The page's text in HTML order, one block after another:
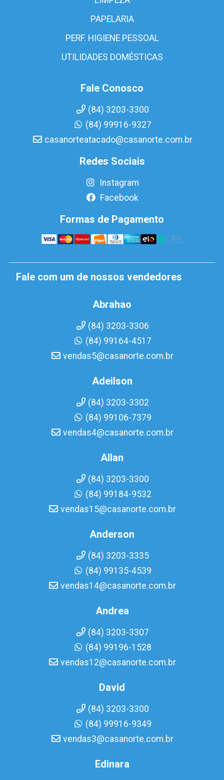
PAPELARIA
PERF. HIGIENE PESSOAL
UTILIDADES DOMÉSTICAS
Fale Conosco
(84) 3203-3300
(84) 99916-9327
casanorteatacado@casanorte.com.br
Redes Sociais
Instagram
Facebook
Formas de Pagamento
Fale com um de nossos vendedores
Abrahao
(84) 3203-3306
(84) 99164-4517
vendas5@casanorte.com.br
Adeilson
(84) 3203-3302
(84) 99106-7379
vendas4@casanorte.com.br
Allan
(84) 3203-3300
(84) 99184-9532
vendas15@casanorte.com.br
Anderson
(84) 3203-3335
(84) 99135-4539
vendas14@casanorte.com.br
Andrea
(84) 3203-3307
(84) 99196-1528
vendas12@casanorte.com.br
David
(84) 3203-3300
(84) 99916-9349
vendas3@casanorte.com.br
Edinara